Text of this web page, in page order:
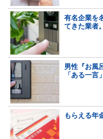
有名企業を
てきた業者
男性『お風
「ある一言
もらえる年